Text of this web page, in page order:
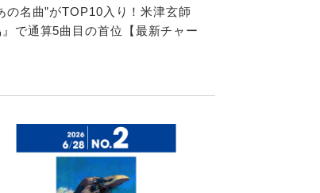
の名曲”がTOP10入り！米津玄師
』で通算5曲目の首位【最新チャー